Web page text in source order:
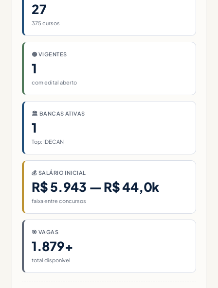
27
375 cursos
🟢 VIGENTES
1
com edital aberto
🏛 BANCAS ATIVAS
1
Top: IDECAN
💰 SALÁRIO INICIAL
R$ 5.943 — R$ 44,0k
faixa entre concursos
🎯 VAGAS
1.879+
total disponível